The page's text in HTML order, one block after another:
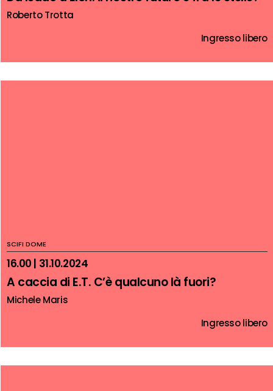
Roberto Trotta
Ingresso libero
SCIFI DOME
16.00 | 31.10.2024
A caccia di E.T. C’è qualcuno là fuori?
Michele Maris
Ingresso libero